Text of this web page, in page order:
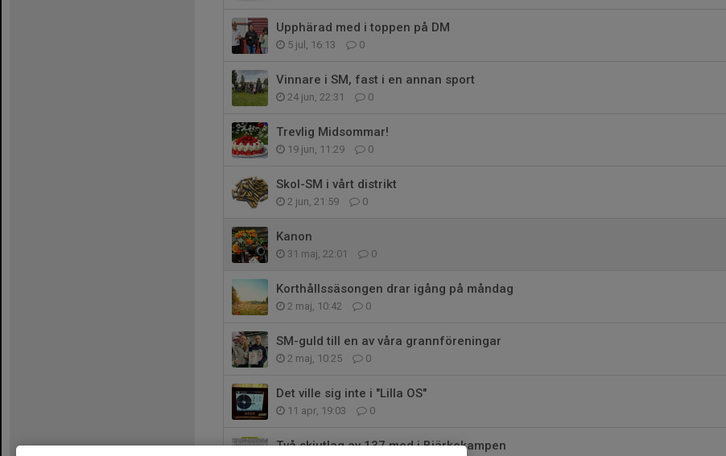
Upphärad med i toppen på DM
5 jul, 16:13 0
Vinnare i SM, fast i en annan sport
24 jun, 22:31 0
Trevlig Midsommar!
19 jun, 11:29 0
Skol-SM i vårt distrikt
2 jun, 21:59 0
Kanon
31 maj, 22:01 0
Korthållssäsongen drar igång på måndag
2 maj, 10:42 0
SM-guld till en av våra grannföreningar
2 maj, 10:25 0
Det ville sig inte i "Lilla OS"
11 apr, 19:03 0
Två skjutlag av 137 med i Bjärkekampen